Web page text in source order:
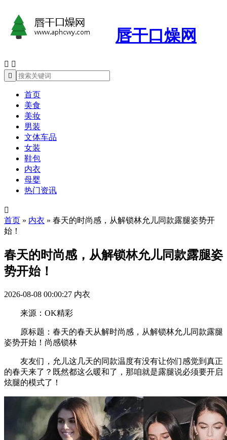
唇干口燥网
 

首页
美食
美妆
男装
文体车品
女装
鞋包
内衣
母婴
热门资讯

首页 » 内衣 » 春天的时尚感，从解锁林允儿同款露腿姿势开
始！
春天的时尚感，从解锁林允儿同款露腿姿
势开始！
2026-08-08 00:00:27 内衣
来源：OK精彩
原标题：春天的春天从解时尚感，从解锁林允儿同款露腿
姿势开始！尚感锁林
友友们，允儿这几天的同款温度有没有让你们感觉到真正
的春天来了？既然都这么暖和了，那咱就是露腿说必须要开启
炫腿的模式了！